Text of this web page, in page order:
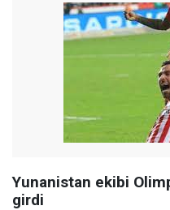
Yunanistan ekibi
girdi